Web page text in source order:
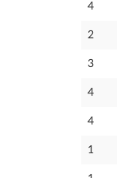
4
2
3
4
4
1